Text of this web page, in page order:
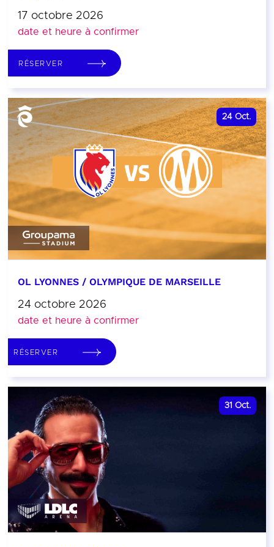
17 octobre 2026
date et heure à confirmer
RÉSERVER
24 Oct.
OL LYONNES / OLYMPIQUE DE MARSEILLE
24 octobre 2026
date et heure à confirmer
RÉSERVER
31 Oct.